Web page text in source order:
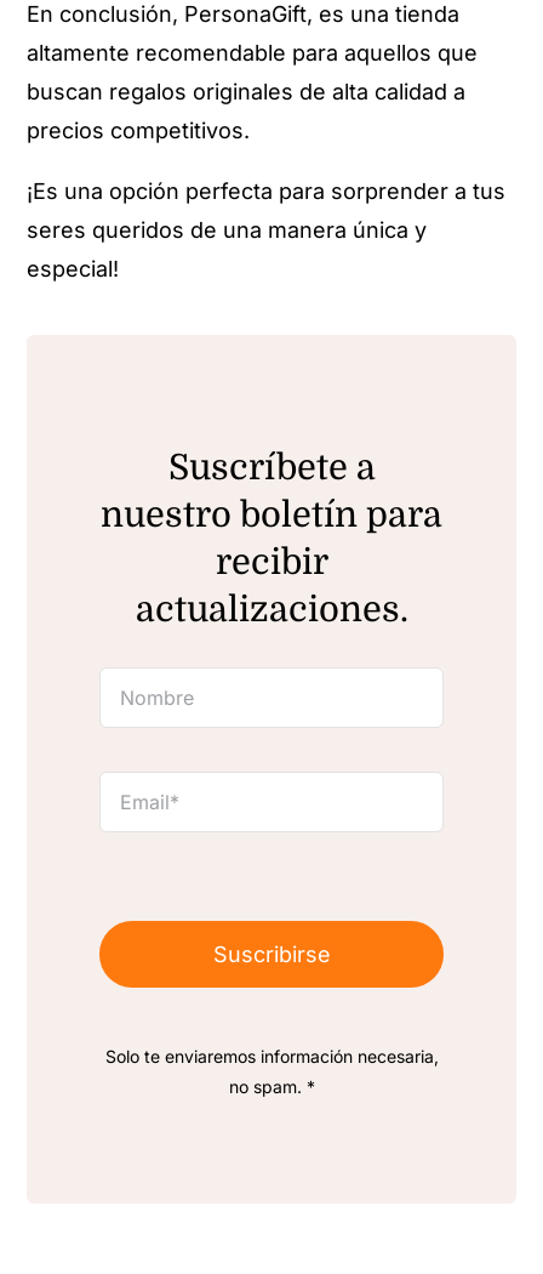
En conclusión, PersonaGift, es una tienda
altamente recomendable para aquellos que
buscan regalos originales de alta calidad a
precios competitivos.
¡Es una opción perfecta para sorprender a tus
seres queridos de una manera única y
especial!
Suscríbete a
nuestro boletín para
recibir
actualizaciones.
Suscribirse
Solo te enviaremos información necesaria,
no spam. *